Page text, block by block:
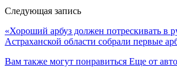
Следующая запись
«Хороший арбуз должен потрескивать в
Астраханской области собрали первые
Вам также могут понравиться Еще от